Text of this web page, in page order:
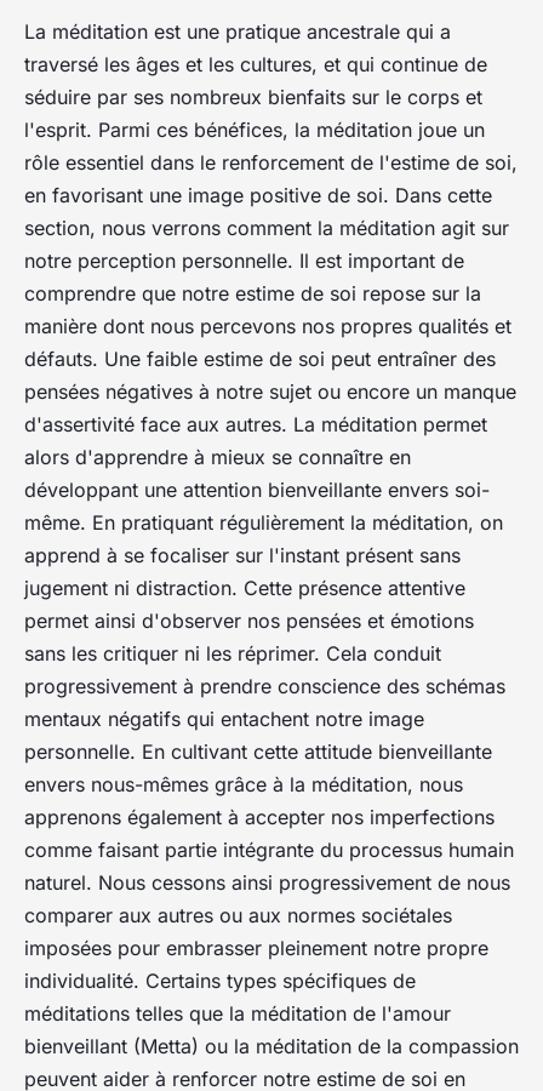
La méditation est une pratique ancestrale qui a
traversé les âges et les cultures, et qui continue de
séduire par ses nombreux bienfaits sur le corps et
l'esprit. Parmi ces bénéfices, la méditation joue un
rôle essentiel dans le renforcement de l'estime de soi,
en favorisant une image positive de soi. Dans cette
section, nous verrons comment la méditation agit sur
notre perception personnelle. Il est important de
comprendre que notre estime de soi repose sur la
manière dont nous percevons nos propres qualités et
défauts. Une faible estime de soi peut entraîner des
pensées négatives à notre sujet ou encore un manque
d'assertivité face aux autres. La méditation permet
alors d'apprendre à mieux se connaître en
développant une attention bienveillante envers soi-
même. En pratiquant régulièrement la méditation, on
apprend à se focaliser sur l'instant présent sans
jugement ni distraction. Cette présence attentive
permet ainsi d'observer nos pensées et émotions
sans les critiquer ni les réprimer. Cela conduit
progressivement à prendre conscience des schémas
mentaux négatifs qui entachent notre image
personnelle. En cultivant cette attitude bienveillante
envers nous-mêmes grâce à la méditation, nous
apprenons également à accepter nos imperfections
comme faisant partie intégrante du processus humain
naturel. Nous cessons ainsi progressivement de nous
comparer aux autres ou aux normes sociétales
imposées pour embrasser pleinement notre propre
individualité. Certains types spécifiques de
méditations telles que la méditation de l'amour
bienveillant (Metta) ou la méditation de la compassion
peuvent aider à renforcer notre estime de soi en